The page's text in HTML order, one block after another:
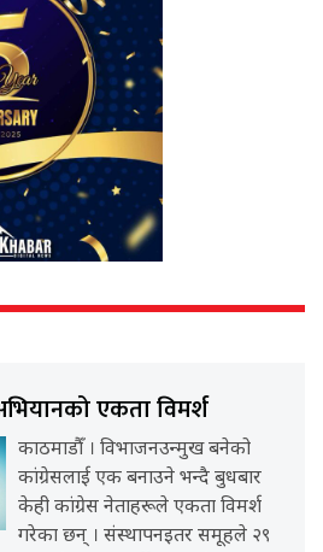
एकता विमर्श
काठमाडौँ । विभाजनउन्मुख बनेको
कांग्रेसलाई एक बनाउने भन्दै बुधबार
केही कांग्रेस नेताहरूले एकता विमर्श
गरेका छन् । संस्थापनइतर समूहले २९